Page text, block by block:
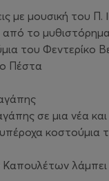
με μουσική του Π.
το
του Φεντερίκο
Πέστα
σε μια νέα
κοστούμια
λάμπει